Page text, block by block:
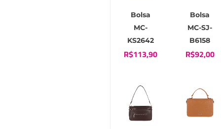
Bolsa
MC-
KS2642
R$113,90
Bolsa
MC-SJ-
B6158
R$92,00